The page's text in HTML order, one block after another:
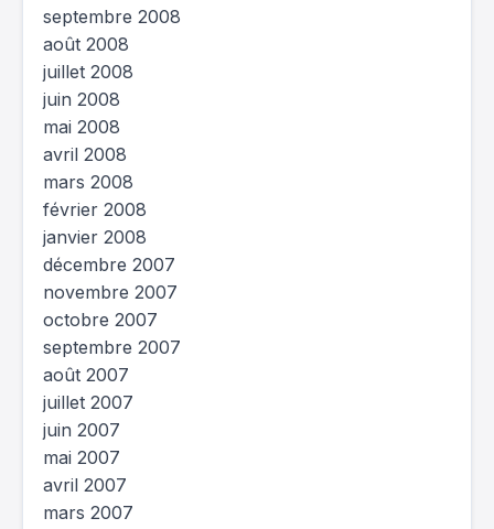
septembre 2008
août 2008
juillet 2008
juin 2008
mai 2008
avril 2008
mars 2008
février 2008
janvier 2008
décembre 2007
novembre 2007
octobre 2007
septembre 2007
août 2007
juillet 2007
juin 2007
mai 2007
avril 2007
mars 2007